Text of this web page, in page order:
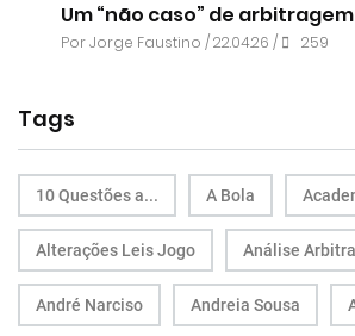
Um “não caso” de arbitragem
PorJorge Faustino / 22.04.26 / 259
Tags
10 Questões a... A Bola
Alterações Leis Jogo Análise
André Narciso Andreia Sousa